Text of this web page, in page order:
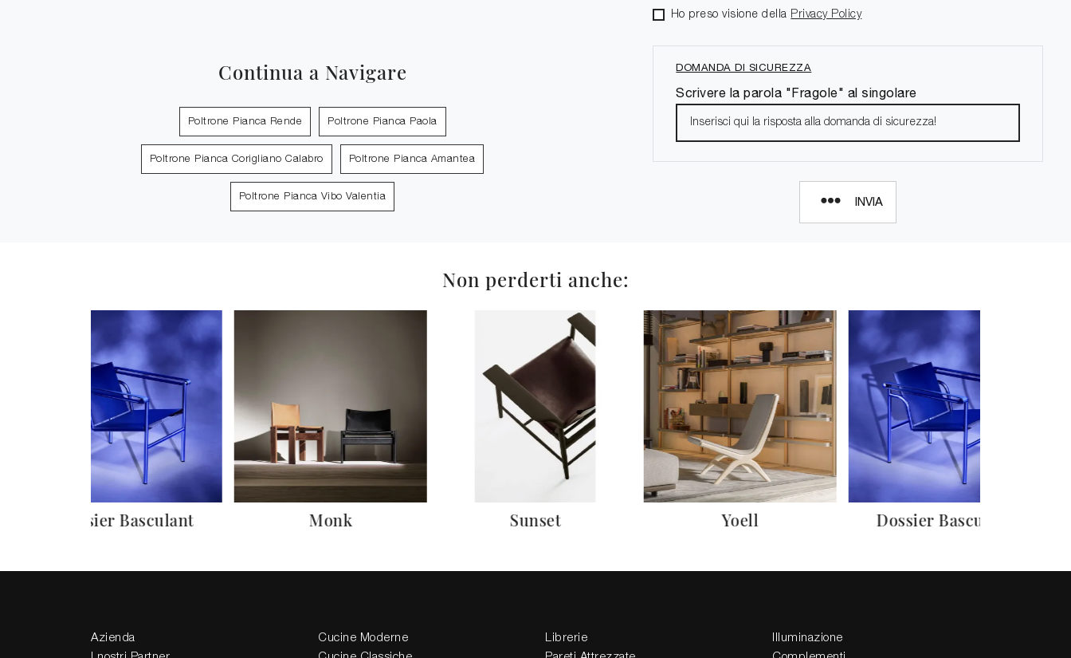
Continua a Navigare
Poltrone Pianca Rende Poltrone Pianca Paola
Poltrone Pianca Corigliano Calabro Poltrone Pianca Amantea
Poltrone Pianca Vibo Valentia
Ho preso visione della Privacy Policy
DOMANDA DI SICUREZZA
Scrivere la parola "Fragole" al singolare
INVIA
Non perderti anche:
Dossier Basculant Monk Sunset Yoell Dossier Basculant
Azienda
Cucine Moderne
Librerie
Illuminazione